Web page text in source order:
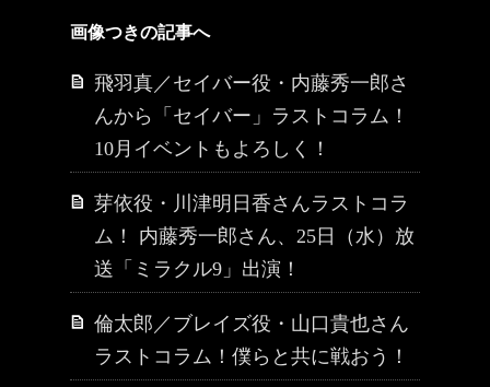
画像つきの記事へ
飛羽真／セイバー役・内藤秀一郎さ
んから「セイバー」ラストコラム！
10月イベントもよろしく！
芽依役・川津明日香さんラストコラ
ム！ 内藤秀一郎さん、25日（水）放
送「ミラクル9」出演！
倫太郎／ブレイズ役・山口貴也さん
ラストコラム！僕らと共に戦おう！